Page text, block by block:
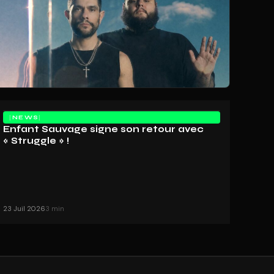
NEWS
Enfant Sauvage signe son retour avec
« Struggle » !
23 Juil 20263 min